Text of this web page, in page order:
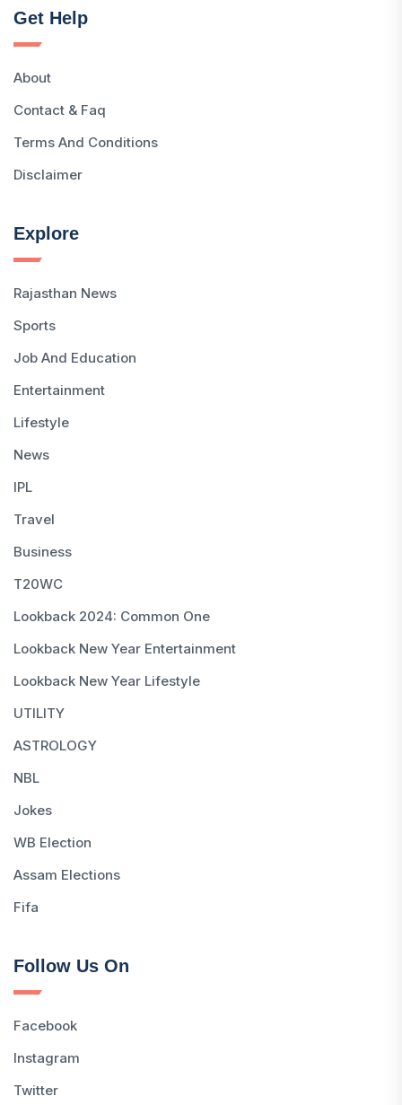
Get Help
About
Contact & Faq
Terms And Conditions
Disclaimer
Explore
Rajasthan News
Sports
Job And Education
Entertainment
Lifestyle
News
IPL
Travel
Business
T20WC
Lookback 2024: Common One
Lookback New Year Entertainment
Lookback New Year Lifestyle
UTILITY
ASTROLOGY
NBL
Jokes
WB Election
Assam Elections
Fifa
Follow Us On
Facebook
Instagram
Twitter